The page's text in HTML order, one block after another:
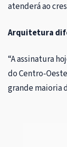
atenderá ao
Arquitetura
“A assinatura
do Centro-
grande maioria